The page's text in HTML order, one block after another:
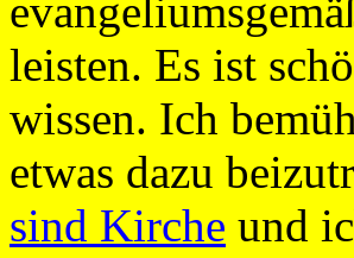
leisten. Es ist
wissen. Ich
etwas dazu
sind Kirche und